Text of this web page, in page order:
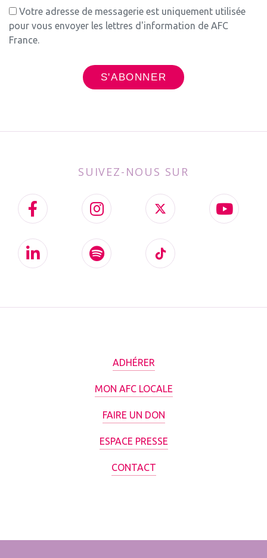
Votre adresse de messagerie est uniquement utilisée
pour vous envoyer les lettres d'information de AFC
France.
SUIVEZ-NOUS SUR
ADHÉRER
MON AFC LOCALE
FAIRE UN DON
ESPACE PRESSE
CONTACT